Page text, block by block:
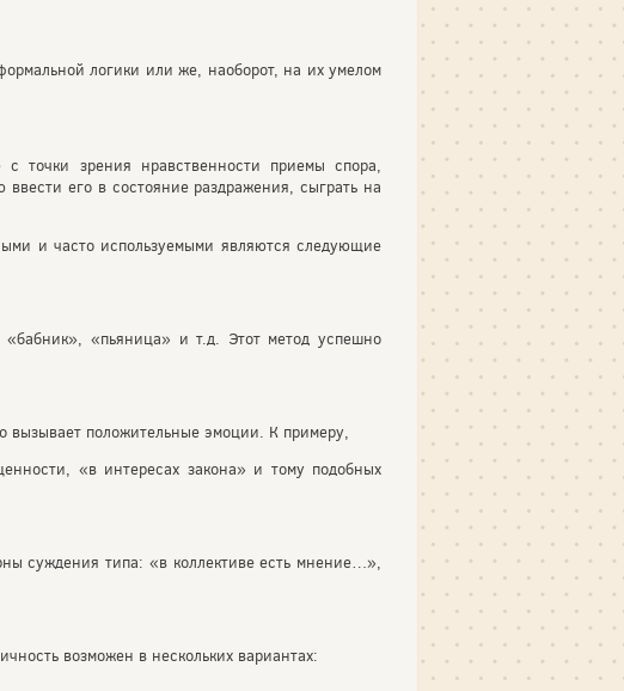
логики или же, наоборот, на их умелом
точки зрения нравственности приемы спора,
его в состояние раздражения, сыграть на
и часто используемыми являются следующие
«бабник», «пьяница» и т.д. Этот метод успешно
вызывает положительные эмоции. К примеру,
«в интересах закона» и тому подобных
суждения типа: «в коллективе есть мнение…»,
возможен в нескольких вариантах: